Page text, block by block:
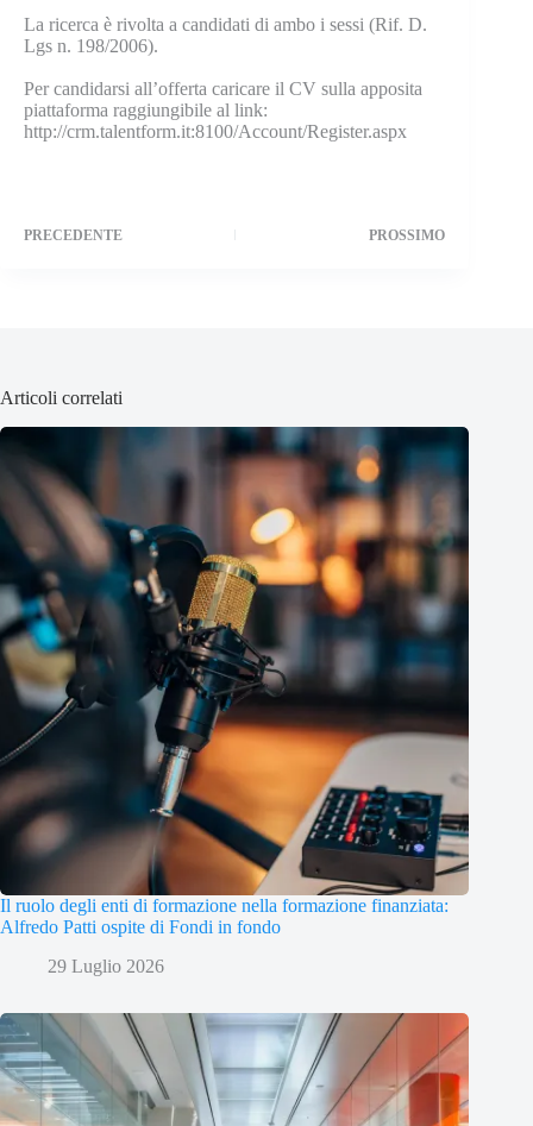
La ricerca è rivolta a candidati di ambo i sessi (Rif. D.
Lgs n. 198/2006).
Per candidarsi all’offerta caricare il CV sulla apposita
piattaforma raggiungibile al link:
http://crm.talentform.it:8100/Account/Register.aspx
PRECEDENTE PROSSIMO
Articoli correlati
Il ruolo degli enti di formazione nella formazione finanziata:
Alfredo Patti ospite di Fondi in fondo
29 Luglio 2026